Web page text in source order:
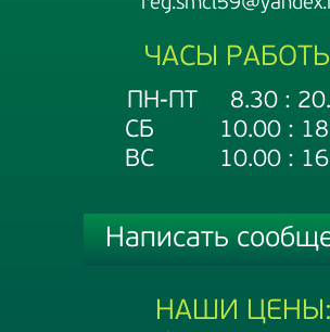
ЧАСЫ
ПН-ПТ 8.30 :
СБ 10.00 :
ВС 10.00 :
Написать
НАШИ ЦЕНЫ: